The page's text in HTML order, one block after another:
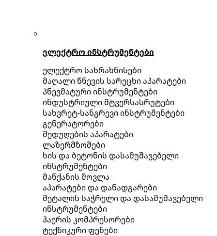
ელექტრო ინსტრუმენტები
ელექტრო სახრახნისები
მაღალი წნევის სარეცხი აპარატები
პნევმატური ინსტრუმენტები
ინდუსტრიული მტვერსასრუტები
სახვრეტ-სანგრევი ინსტრუმენტები
გენერატორები
შედუღების აპარატები
ლაზერმზომები
ხის და ბეტონის დასამუშავებელი
ინსტრუმენტები
მანქანის მოვლა
აპარატები და დანადგარები
მეტალის საჭრელი და დასამუშავებელი
ინსტრუმენტები
ჰაერის კომპრესორები
ტექნიკური ფენები